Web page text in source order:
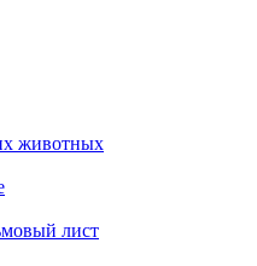
животных
лист